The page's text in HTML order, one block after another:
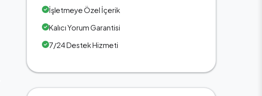
İşletmeye Özel İçerik
Kalıcı Yorum Garantisi
7/24 Destek Hizmeti